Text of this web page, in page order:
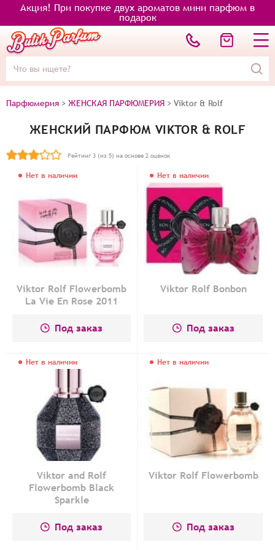
Акция! При покупке двух ароматов мини парфюм в
подарок
Парфюмерия > ЖЕНСКАЯ ПАРФЮМЕРИЯ > Viktor & Rolf
ЖЕНСКИЙ ПАРФЮМ VIKTOR & ROLF
Рейтинг 3 (из 5) на основе 2 оценок
Нет в наличии
Viktor Rolf Flowerbomb
La Vie En Rose 2011
Под заказ
Нет в наличии
Viktor Rolf Bonbon
Под заказ
Нет в наличии
Viktor and Rolf
Flowerbomb Black
Sparkle
Под заказ
Нет в наличии
Viktor Rolf Flowerbomb
Под заказ